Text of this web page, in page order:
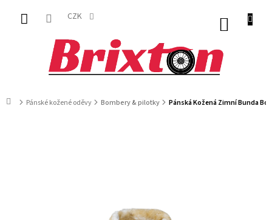
obsah
CZK
DomůPánské kožené oděvy Bombery & pilotky Pánská Kožená Zimní Bunda